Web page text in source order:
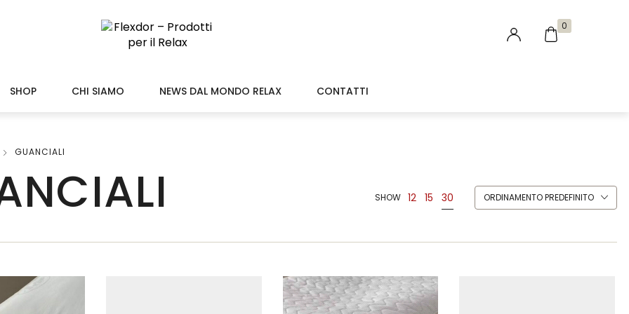
0
SHOP
POLTRONE RELAX
Divano Fisso Coprimaterasso Tende da Interno
CHI SIAMO NEWS DAL MONDO RELAX CONTATTI
GUANCIALI
SHOW 12 15 30 ORDINAMENTO PREDEFINITO